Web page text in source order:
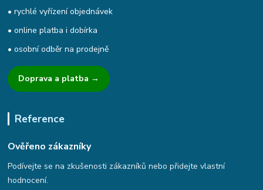
• rychlé vyřízení objednávek
• online platba i dobírka
• osobní odběr na prodejně
Doprava a platba →
Reference
Ověřeno zákazníky
Podívejte se na zkušenosti zákazníků nebo přidejte vlastní
hodnocení.